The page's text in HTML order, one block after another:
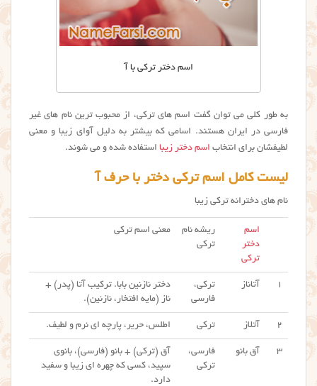
اسم دختر ترکی با آ
به طور کلی می توان گفت اسم های ترکی، از محبوب ترین نام های غیر
فارسی در ایران هستند. اسامی که بیشتر به دلیل آوای زیبا و معنی
لطیفشان برای انتخاب اسم دختر زیبا استفاده شده و می شوند.
لیست کامل اسم ترکی دختر با حرف آ
نام های دخترانه ترکی زیبا
اسم
دختر
ترکی
ریشه نام
ترکی
معنی اسم ترکی
۱ آتاناز
ترکی،
فارسی
دختر نازنین بابا. ترکیب آتا (پدر) +
ناز (مایه افتخار، نازنین).
۲ آتلاز ترکی اطلس، حریر، پارچه ای نرم و لطیف.
۳ آق بانو
فارسی،
ترکی
آق (ترکی) + بانو (فارسی)، بانوی
سپید، کسی که چهره ای زیبا و سفید
دارد.